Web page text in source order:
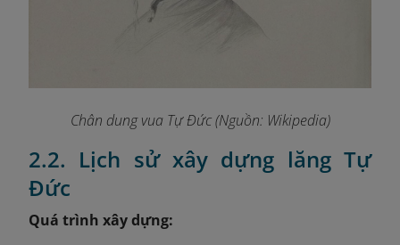
Chân dung vua Tự Đức (Nguồn: Wikipedia)
2.2. Lịch sử xây dựng lăng Tự
Đức
Quá trình xây dựng: